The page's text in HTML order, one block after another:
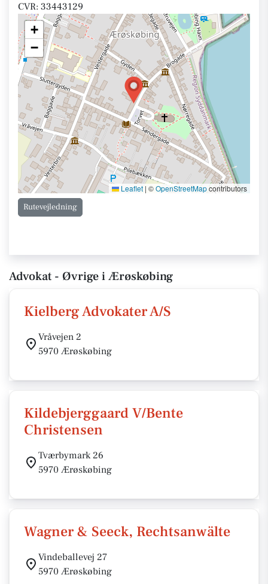
CVR: 33443129
+
−
Leaflet | ©OpenStreetMapcontributors
Rutevejledning
Advokat - Øvrige i Ærøskøbing
Kielberg Advokater A/S
Vråvejen 2
5970 Ærøskøbing
Kildebjerggaard V/Bente
Christensen
Tværbymark 26
5970 Ærøskøbing
Wagner & Seeck, Rechtsanwälte
Vindeballevej 27
5970 Ærøskøbing